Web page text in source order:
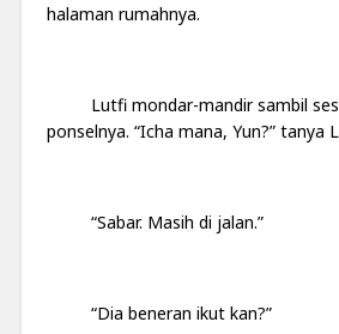
halaman rumahnya.
Lutfi mondar-mandir sambil
ponselnya. “Icha mana, Yun?” tanya
“Sabar. Masih di jalan.”
“Dia beneran ikut kan?”